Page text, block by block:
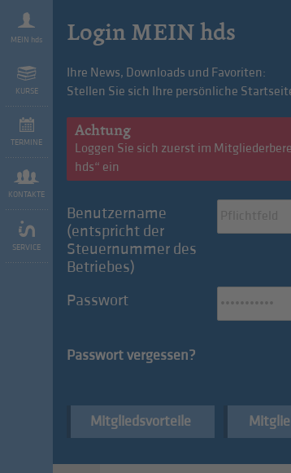
MEIN hds
KURSE
TERMINE
KONTAKTE
SERVICE
Login MEIN hds
Ihre News, Downloads und Favoriten:
Stellen Sie sich Ihre persönliche
Achtung
Loggen Sie sich zuerst im
hds“ ein
Benutzername
(entspricht der
Steuernummer des
Betriebes)
Passwort
Passwort vergessen?
Mitgliedsvorteile
we are hds
Konvention des Monats:
Online-Sichtbarkeit für alle